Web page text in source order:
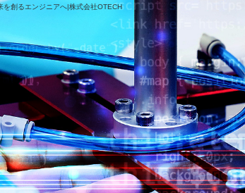
を創るエンジニアへ|株式会社OTECH